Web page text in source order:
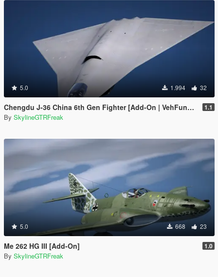
5.0 1.994 32
Chengdu J-36 China 6th Gen Fighter [Add-On | VehFuncs V] 1.1
By SkylineGTRFreak
5.0 668 23
Me 262 HG III [Add-On] 1.0
By SkylineGTRFreak